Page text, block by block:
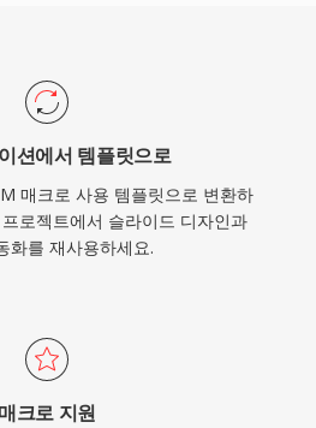
션에서 템플릿으로
매크로 사용 템플릿으로 변환하
로젝트에서 슬라이드 디자인과
화를 재사용하세요.
매크로 지원